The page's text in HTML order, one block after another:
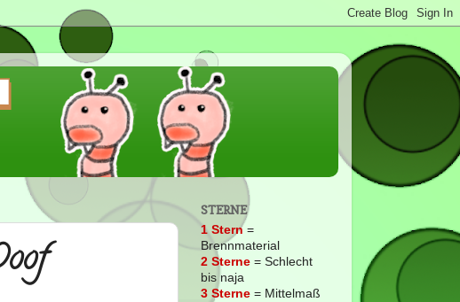
STERNE
1 Stern =
Brennmaterial
2 Sterne = Schlecht
bis naja
3 Sterne = Mittelmaß